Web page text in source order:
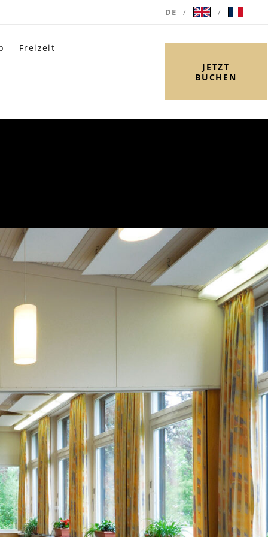
DE / /
Freizeit
JETZT
BUCHEN